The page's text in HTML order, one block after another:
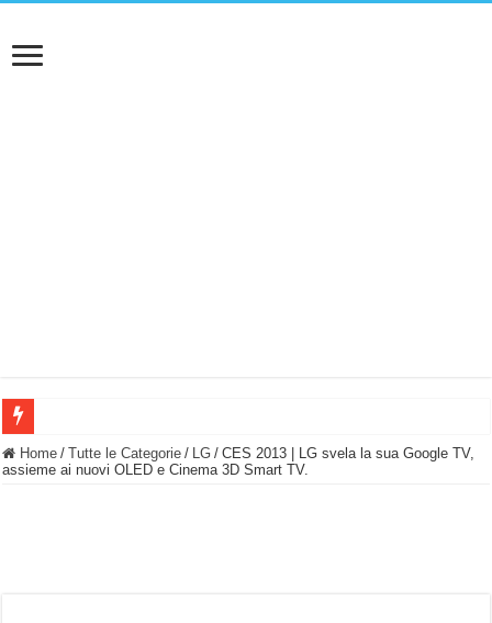
BASTA FATICARE! Questo robot tagliaerba lo appoggi e fa tutto lui! (Senza
Home / Tutte le Categorie / LG / CES 2013 | LG svela la sua Google TV,
assieme ai nuovi OLED e Cinema 3D Smart TV.